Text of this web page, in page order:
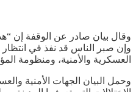
وقال بيان صادر عن الوقفة إن
وإن صبر الناس قد نفذ في
العسكرية والأمنية، ومنظومة
وحمل البيان الجهات الأمنية